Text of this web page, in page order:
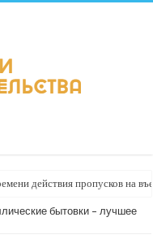
действия пропусков на
бытовки – лучшее